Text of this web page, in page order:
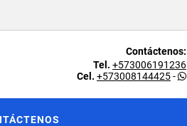
Contáctenos:
Tel. +573006191236
Cel. +573008144425-